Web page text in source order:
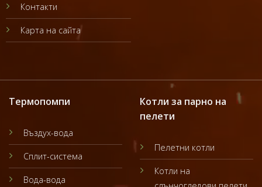
Контакти
Карта на сайта
Термопомпи
Въздух-вода
Сплит-система
Вода-вода
Котли за парно на
пелети
Пелетни котли
Котли на